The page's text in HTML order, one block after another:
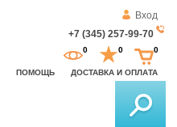
Вход
+7 (345) 257-99-70
ПОМОЩЬ ДОСТАВКА И ОПЛАТА
0 0 0